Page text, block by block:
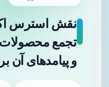
نقش استرس
و پیامدهای آن